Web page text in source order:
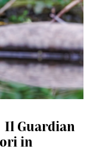
Il Guardian
in